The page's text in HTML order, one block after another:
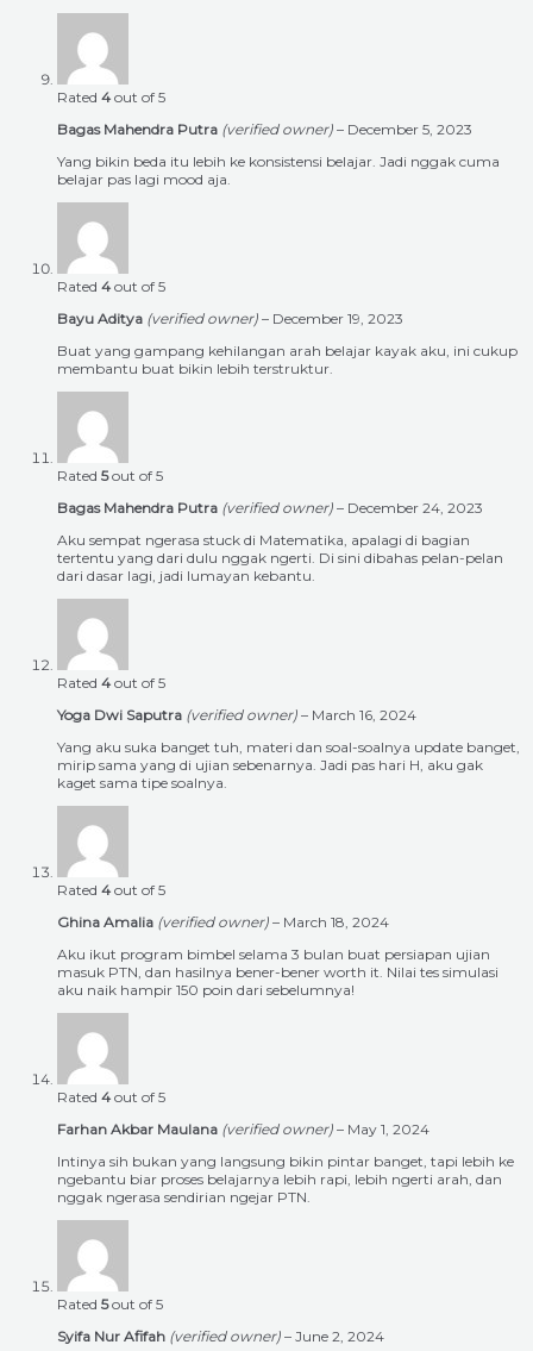
Rated 4 out of 5
Bagas Mahendra Putra (verified owner) – December 5, 2023
Yang bikin beda itu lebih ke konsistensi belajar. Jadi nggak cuma
belajar pas lagi mood aja.
Rated 4 out of 5
Bayu Aditya (verified owner) – December 19, 2023
Buat yang gampang kehilangan arah belajar kayak aku, ini cukup
membantu buat bikin lebih terstruktur.
Rated 5out of 5
Bagas Mahendra Putra (verified owner) – December 24, 2023
Aku sempat ngerasa stuck di Matematika, apalagi di bagian
tertentu yang dari dulu nggak ngerti. Di sini dibahas pelan-pelan
dari dasar lagi, jadi lumayan kebantu.
Rated 4 out of 5
Yoga Dwi Saputra (verified owner) – March 16, 2024
Yang aku suka banget tuh, materi dan soal-soalnya update banget,
mirip sama yang di ujian sebenarnya. Jadi pas hari H, aku gak
kaget sama tipe soalnya.
Rated 4 out of 5
Ghina Amalia (verified owner) – March 18, 2024
Aku ikut program bimbel selama 3 bulan buat persiapan ujian
masuk PTN, dan hasilnya bener-bener worth it. Nilai tes simulasi
aku naik hampir 150 poin dari sebelumnya!
Rated 4 out of 5
Farhan Akbar Maulana (verified owner) – May 1, 2024
Intinya sih bukan yang langsung bikin pintar banget, tapi lebih ke
ngebantu biar proses belajarnya lebih rapi, lebih ngerti arah, dan
nggak ngerasa sendirian ngejar PTN.
Rated 5out of 5
Syifa Nur Afifah (verified owner) – June 2, 2024